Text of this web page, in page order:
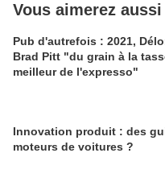
Vous aimerez aussi
Pub d'autrefois : 2021,
Brad Pitt "du grain à la
meilleur de l'expresso"
Innovation produit : des
moteurs de voitures ?